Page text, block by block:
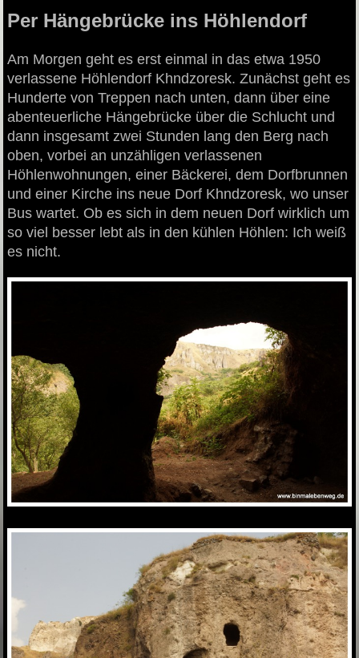
Per Hängebrücke ins Höhlendorf
Am Morgen geht es erst einmal in das etwa 1950
verlassene Höhlendorf Khndzoresk. Zunächst geht es
Hunderte von Treppen nach unten, dann über eine
abenteuerliche Hängebrücke über die Schlucht und
dann insgesamt zwei Stunden lang den Berg nach
oben, vorbei an unzähligen verlassenen
Höhlenwohnungen, einer Bäckerei, dem Dorfbrunnen
und einer Kirche ins neue Dorf Khndzoresk, wo unser
Bus wartet. Ob es sich in dem neuen Dorf wirklich um
so viel besser lebt als in den kühlen Höhlen: Ich weiß
es nicht.